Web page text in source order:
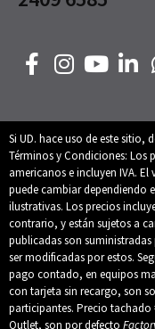
Si UD. hace uso de este sitio,
Términos y Condiciones: Los
americanos e incluyen IVA.
puede cambiar dependiendo
ilustrativas. Los precios
contrario, y están sujetos a
publicadas son suministradas
ser modificadas por estos.
pago contado, en equipos
con tarjeta sin recargo, son
participantes. Precio tachado
Outlet, son por defecto